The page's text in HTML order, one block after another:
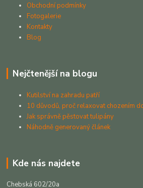
Obchodní podmínky
Fotogalerie
Kontakty
Blog
Nejčtenější na blogu
Kutilství na zahradu patří
10 důvodů, proč relaxovat chozením
Jak správně pěstovat tulipány
Náhodně generovaný článek
Kde nás najdete
Chebská 602/20a